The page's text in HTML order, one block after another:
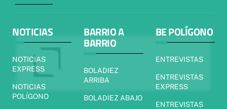
NOTICIAS
NOTICIAS
EXPRESS
NOTICIAS
POLÍGONO
BARRIO A
BARRIO
BOLADIEZ
ARRIBA
BOLADIEZ ABAJO
BE POLÍGONO
ENTREVISTAS
ENTREVISTAS
EXPRESS
ENTREVISTAS